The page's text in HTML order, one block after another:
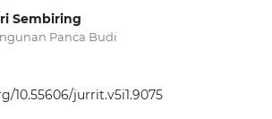
Sembiring
Panca Budi
10.55606/jurrit.v5i1.9075